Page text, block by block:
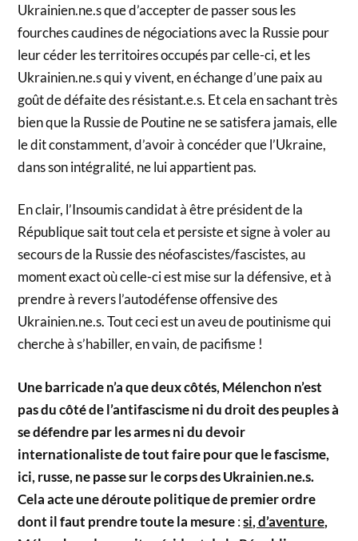
Ukrainien.ne.s que d’accepter de passer sous les
fourches caudines de négociations avec la Russie pour
leur céder les territoires occupés par celle-ci, et les
Ukrainien.ne.s qui y vivent, en échange d’une paix au
goût de défaite des résistant.e.s. Et cela en sachant très
bien que la Russie de Poutine ne se satisfera jamais, elle
le dit constamment, d’avoir à concéder que l’Ukraine,
dans son intégralité, ne lui appartient pas.
En clair, l’Insoumis candidat à être président de la
République sait tout cela et persiste et signe à voler au
secours de la Russie des néofascistes/fascistes, au
moment exact où celle-ci est mise sur la défensive, et à
prendre à revers l’autodéfense offensive des
Ukrainien.ne.s. Tout ceci est un aveu de poutinisme qui
cherche à s’habiller, en vain, de pacifisme !
Une barricade n’a que deux côtés, Mélenchon n’est
pas du côté de l’antifascisme ni du droit des peuples à
se défendre par les armes ni du devoir
internationaliste de tout faire pour que le fascisme,
ici, russe, ne passe sur le corps des Ukrainien.ne.s.
Cela acte une déroute politique de premier ordre
dont il faut prendre toute la mesure:si, d’aventure,